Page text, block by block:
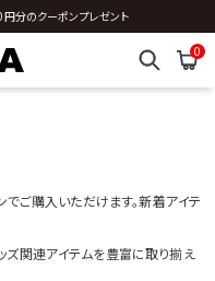
のご購入時
分のクーポンプレゼント
0
ご購入いただけます。新着アイテ
ズ関連アイテムを豊富に取り揃え